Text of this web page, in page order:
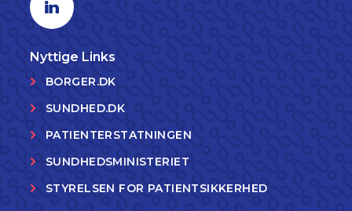
Nyttige Links
BORGER.DK
SUNDHED.DK
PATIENTERSTATNINGEN
SUNDHEDSMINISTERIET
STYRELSEN FOR PATIENTSIKKERHED